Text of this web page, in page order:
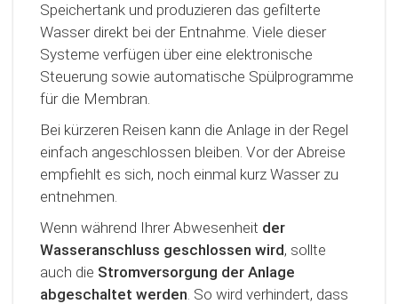
Speichertank und produzieren das gefilterte
Wasser direkt bei der Entnahme. Viele dieser
Systeme verfügen über eine elektronische
Steuerung sowie automatische Spülprogramme
für die Membran.
Bei kürzeren Reisen kann die Anlage in der Regel
einfach angeschlossen bleiben. Vor der Abreise
empfiehlt es sich, noch einmal kurz Wasser zu
entnehmen.
Wenn während Ihrer Abwesenheit der
Wasseranschluss geschlossen wird, sollte
auch die Stromversorgung der Anlage
abgeschaltet werden . So wird verhindert, dass